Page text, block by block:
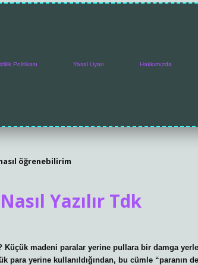
Politikası Yasal Uyarı Hakkımızda
öğrenebilirim
Yazılır Tdk
Küçük madeni paralar yerine pullara bir damga
para yerine kullanıldığından, bu cümle “paranın